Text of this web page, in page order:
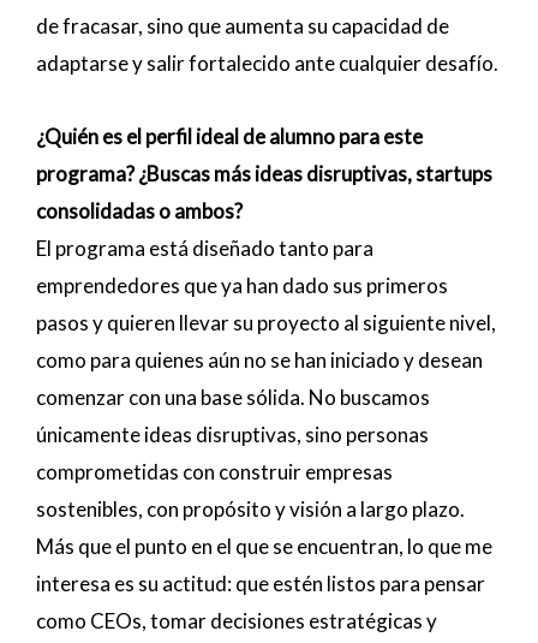
de fracasar, sino que aumenta su capacidad de
adaptarse y salir fortalecido ante cualquier desafío.
¿Quién es el perfil ideal de alumno para este
programa? ¿Buscas más ideas disruptivas, startups
consolidadas o ambos?
El programa está diseñado tanto para
emprendedores que ya han dado sus primeros
pasos y quieren llevar su proyecto al siguiente nivel,
como para quienes aún no se han iniciado y desean
comenzar con una base sólida. No buscamos
únicamente ideas disruptivas, sino personas
comprometidas con construir empresas
sostenibles, con propósito y visión a largo plazo.
Más que el punto en el que se encuentran, lo que me
interesa es su actitud: que estén listos para pensar
como CEOs, tomar decisiones estratégicas y